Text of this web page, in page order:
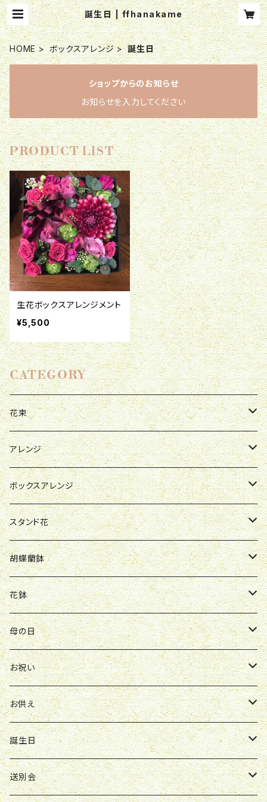
誕生日 | ffhanakame
HOME ボックスアレンジ 誕生日
ショップからのお知らせ
お知らせを入力してください
PRODUCT LIST
生花ボックスアレンジメント
¥5,500
CATEGORY
花束
母の日
お祝い
誕生日
お見舞い
送別会
お供え
仏壇花
定期便
アレンジ
母の日
R&P
Y&O
W&G
お祝い
W&G
R&P
Y&O
誕生日
お見舞い
送別会
開店祝い
お供え
ボックスアレンジ
母の日
R&P
Y&O
W&G
ソープフラワー
お祝い
誕生日
お見舞い
送別会
スタンド花
開店祝い
お誕生日
お祝い
発表会
胡蝶蘭鉢
開店祝い
お祝い
花鉢
クレマチス
紫
母の日
花束
アレンジ
ボックスアレンジ
お祝い
花束
アレンジ
ボックスアレンジ
お供え
花束
アレンジ
誕生日
花束
送別会